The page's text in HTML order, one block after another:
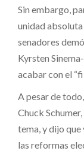
Sin embargo,
unidad absoluta
senadores
Kyrsten
acabar con el
A pesar de
Chuck
tema, y dijo
las reformas